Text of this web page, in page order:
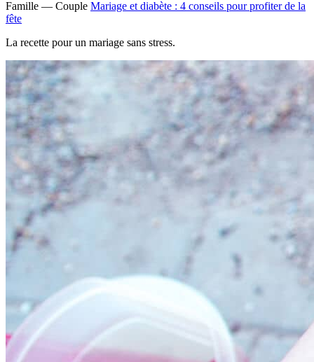
Famille — Couple Mariage et diabète : 4 conseils pour profiter de la
fête
La recette pour un mariage sans stress.